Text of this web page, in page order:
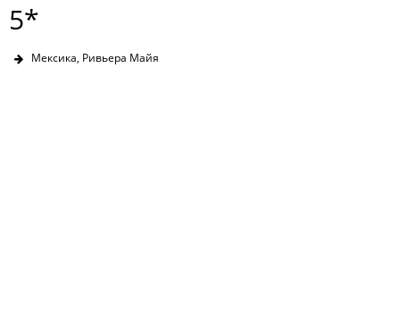
5*
Мексика, Ривьера Майя